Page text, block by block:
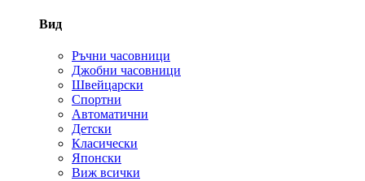
Вид
Ръчни часовници
Джобни часовници
Швейцарски
Спортни
Автоматични
Детски
Класически
Японски
Виж всички